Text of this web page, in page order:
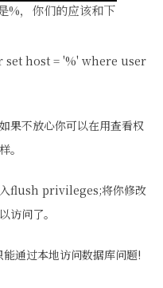
%，你们的应该和下
set host = '%' where user
果不放心你可以在用查看权
。
入flush privileges;将你修改
访问了。
通过本地访问数据库问题!